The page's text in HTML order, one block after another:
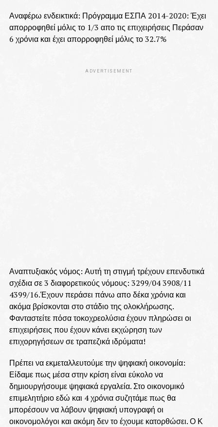
Αναφέρω ενδεικτικά: Πρόγραμμα ΕΣΠΑ 2014-2020: Έχει
απορροφηθεί μόλις το 1/3 απο τις επιχειρήσεις Περάσαν
6 χρόνια και έχει απορροφηθεί μόλις το 32.7%
ADVERTISEMENT
Αναπτυξιακός νόμος: Αυτή τη στιγμή τρέχουν επενδυτικά
σχέδια σε 3 διαφορετικούς νόμους: 3299/04 3908/11
4399/16.Έχουν περάσει πάνω απο δέκα χρόνια και
ακόμα βρίσκονται στο στάδιο της ολοκλήρωσης.
Φανταστείτε πόσα τοκοχρεολύσια έχουν πληρώσει οι
επιχειρήσεις που έχουν κάνει εκχώρηση των
επιχορηγήσεων σε τραπεζικά ιδρύματα!
Πρέπει να εκμεταλλευτούμε την ψηφιακή οικονομία:
Είδαμε πως μέσα στην κρίση είναι εύκολο να
δημιουργήσουμε ψηφιακά εργαλεία. Στο οικονομικό
επιμελητήριο εδώ και 4 χρόνια συζητάμε πως θα
μπορέσουν να λάβουν ψηφιακή υπογραφή οι
οικονομολόγοι και ακόμη δεν το έχουμε κατορθώσει. Ο Κ